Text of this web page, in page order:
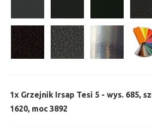
1x Grzejnik Irsap Tesi 5 - wys. 685,
1620, moc 3892